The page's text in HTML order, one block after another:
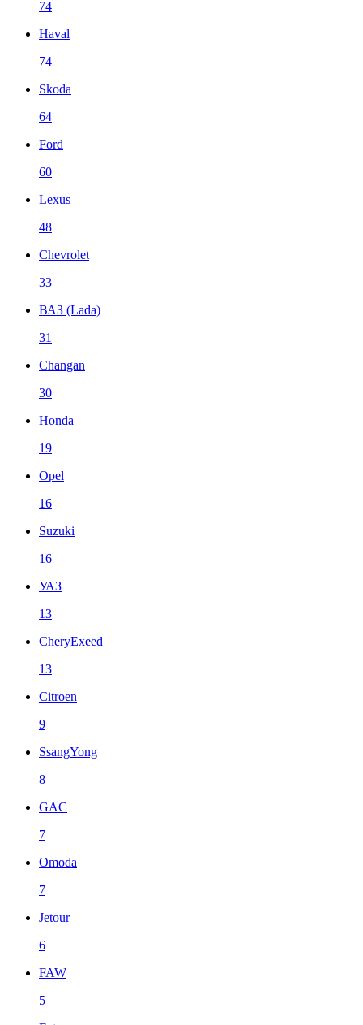
74
Haval
74
Skoda
64
Ford
60
Lexus
48
Chevrolet
33
ВАЗ (Lada)
31
Changan
30
Honda
19
Opel
16
Suzuki
16
УАЗ
13
CheryExeed
13
Citroen
9
SsangYong
8
GAC
7
Omoda
7
Jetour
6
FAW
5